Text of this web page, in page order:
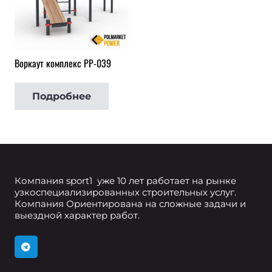
Воркаут комплекс РР-039
Подробнее
Компания sport1 уже 10 лет работает на рынке
узкоспециализированных строительных услуг.
Компания Ориентирована на сложные задачи и
выездной характер работ.